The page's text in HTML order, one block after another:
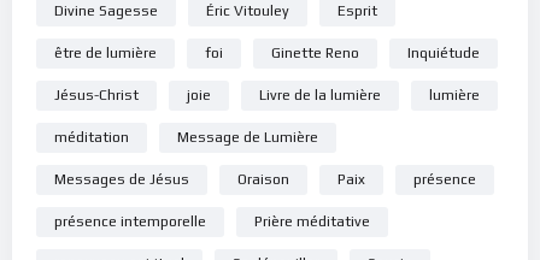
Divine Sagesse Éric Vitouley Esprit
être de lumière foi Ginette Reno Inquiétude
Jésus-Christ joie Livre de la lumière lumière
méditation Message de Lumière
Messages de Jésus Oraison Paix présence
présence intemporelle Prière méditative